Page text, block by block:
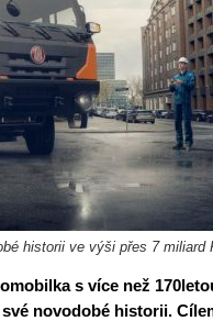
historii ve výši přes 7 miliard
s více než
novodobé historii.